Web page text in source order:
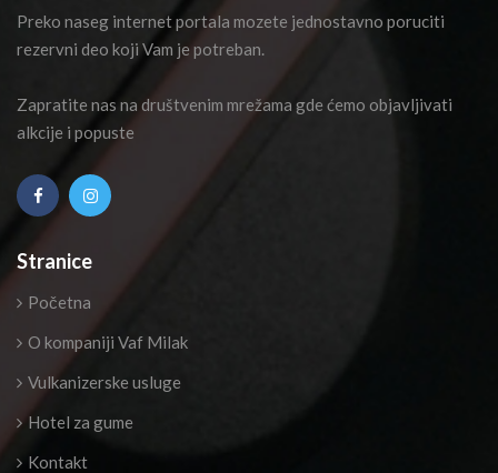
Preko naseg internet portala mozete jednostavno poruciti
rezervni deo koji Vam je potreban.
Zapratite nas na društvenim mrežama gde ćemo objavljivati
alkcije i popuste
Stranice
Početna
O kompaniji Vaf Milak
Vulkanizerske usluge
Hotel za gume
Kontakt